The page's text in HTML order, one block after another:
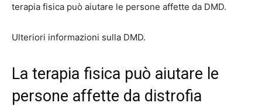
terapia fisica può aiutare le persone affette da DMD.
Ulteriori informazioni sulla DMD.
La terapia fisica può aiutare le
persone affette da distrofia